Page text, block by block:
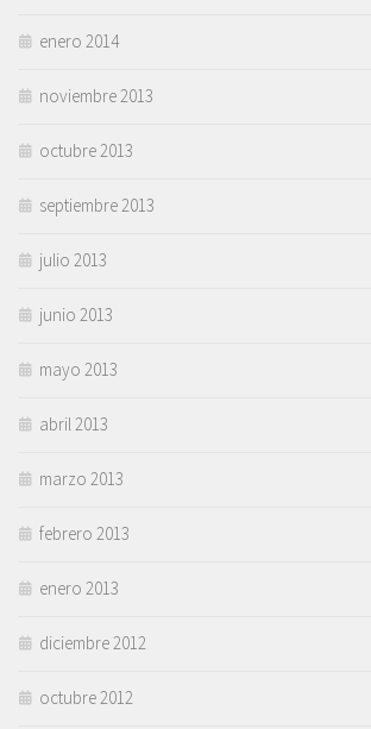
enero 2014
noviembre 2013
octubre 2013
septiembre 2013
julio 2013
junio 2013
mayo 2013
abril 2013
marzo 2013
febrero 2013
enero 2013
diciembre 2012
octubre 2012